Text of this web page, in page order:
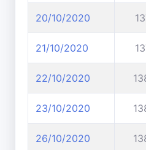
20/10/2020
21/10/2020
22/10/2020
23/10/2020
26/10/2020